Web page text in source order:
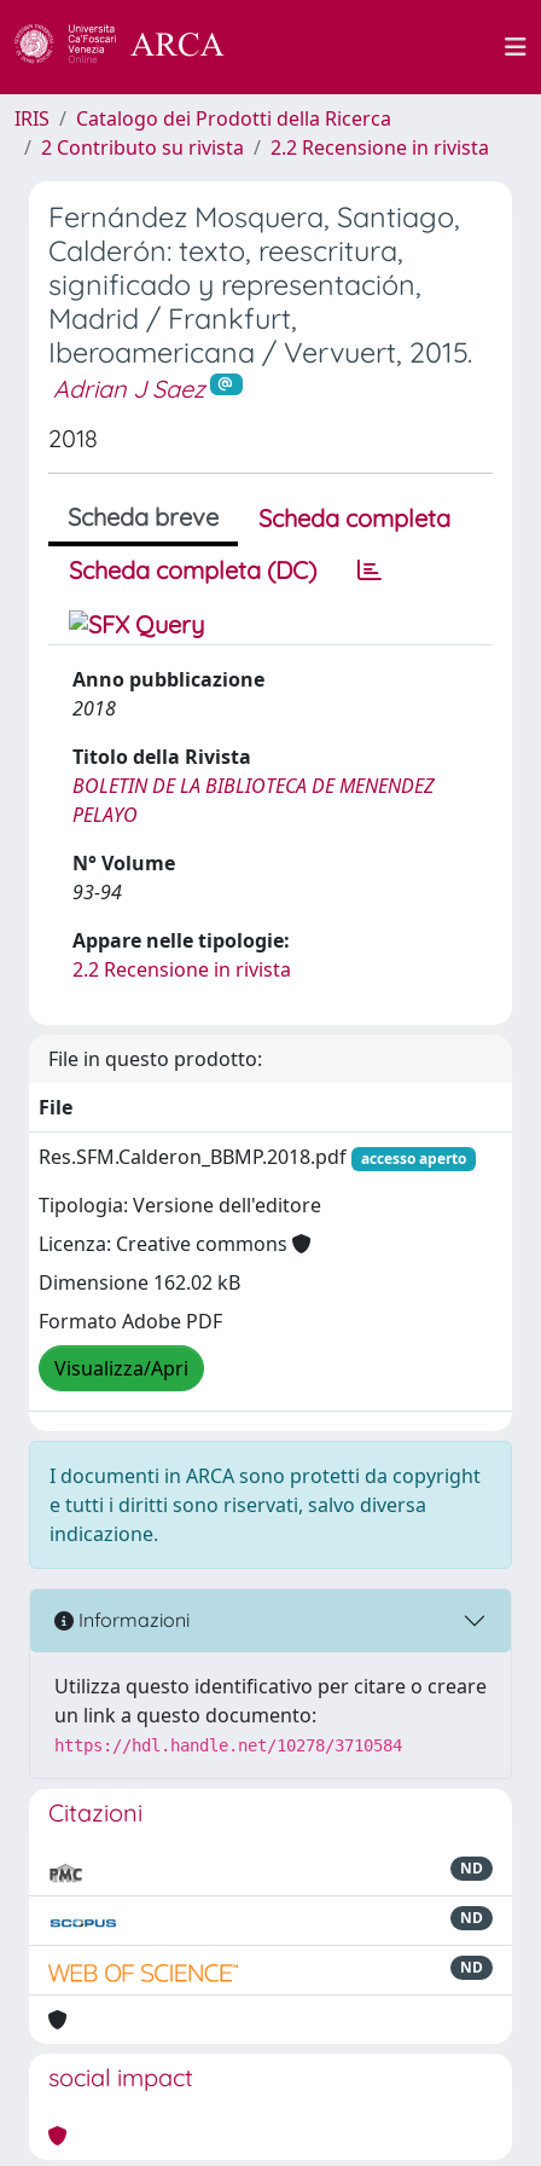
IRIS
Catalogo dei Prodotti della Ricerca
2 Contributo su rivista
2.2 Recensione in rivista
Fernández Mosquera, Santiago,
Calderón: texto, reescritura,
significado y representación,
Madrid / Frankfurt,
Iberoamericana / Vervuert, 2015.
Adrian J Saez
2018
Scheda breve
Scheda completa
Scheda completa (DC)
Anno pubblicazione
2018
Titolo della Rivista
BOLETIN DE LA BIBLIOTECA DE MENENDEZ
PELAYO
N° Volume
93-94
Appare nelle tipologie:
2.2 Recensione in rivista
File in questo prodotto:
File
Res.SFM.Calderon_BBMP.2018.pdf
accesso aperto
Tipologia: Versione dell'editore
Licenza: Creative commons
Dimensione 162.02 kB
Formato Adobe PDF
Visualizza/Apri
I documenti in ARCA sono protetti da copyright
e tutti i diritti sono riservati, salvo diversa
indicazione.
Informazioni
Utilizza questo identificativo per citare o creare
un link a questo documento:
https://hdl.handle.net/10278/3710584
Citazioni
ND
ND
ND
social impact